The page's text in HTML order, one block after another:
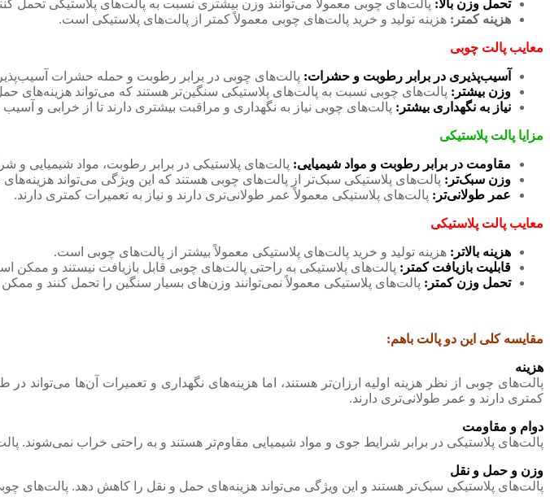
تحمل وزن بالا: پالت‌های چوبی معمولاً می‌توانند وزن بیشتری نسبت به پالت‌های پلاستیکی تحمل
هزینه کمتر: هزینه تولید و خرید پالت‌های چوبی معمولاً کمتر از پالت‌های پلاستیکی است.
معایب پالت چوبی
آسیب‌پذیری در برابر رطوبت و حشرات: پالت‌های چوبی در برابر رطوبت و حمله حشرات
وزن بیشتر: پالت‌های چوبی نسبت به پالت‌های پلاستیکی سنگین‌تر هستند که می‌تواند هزینه‌های
نیاز به نگهداری بیشتر: پالت‌های چوبی نیاز به نگهداری و مراقبت بیشتری دارند تا از خرابی و
مزایا پالت پلاستیکی
مقاومت در برابر رطوبت و مواد شیمیایی: پالت‌های پلاستیکی در برابر رطوبت، مواد شیمیایی
وزن سبک‌تر: پالت‌های پلاستیکی سبک‌تر از پالت‌های چوبی هستند که این ویژگی می‌تواند
عمر طولانی‌تر: پالت‌های پلاستیکی معمولاً عمر طولانی‌تری دارند و نیاز به تعمیرات کمتری دارند.
معایب پالت پلاستیکی
هزینه بالاتر: هزینه تولید و خرید پالت‌های پلاستیکی معمولاً بیشتر از پالت‌های چوبی است.
قابلیت بازیافت کمتر: پالت‌های پلاستیکی به راحتی پالت‌های چوبی قابل بازیافت نیستند و
تحمل وزن کمتر: پالت‌های پلاستیکی معمولاً نمی‌توانند وزن‌های بسیار سنگین را تحمل کنند و
مقایسه کلی این دو پالت باهم:
هزینه
پالت‌های چوبی از نظر هزینه اولیه ارزان‌تر هستند، اما هزینه‌های نگهداری و تعمیرات آن‌ها می‌تواند
کمتری دارند و عمر طولانی‌تری دارند.
دوام و مقاومت
پالت‌های پلاستیکی در برابر شرایط جوی و مواد شیمیایی مقاوم‌تر هستند و به راحتی خراب نمی‌شوند.
وزن و حمل و نقل
پالت‌های پلاستیکی سبک‌تر هستند و این ویژگی می‌تواند هزینه‌های حمل و نقل را کاهش دهد. پالت‌های